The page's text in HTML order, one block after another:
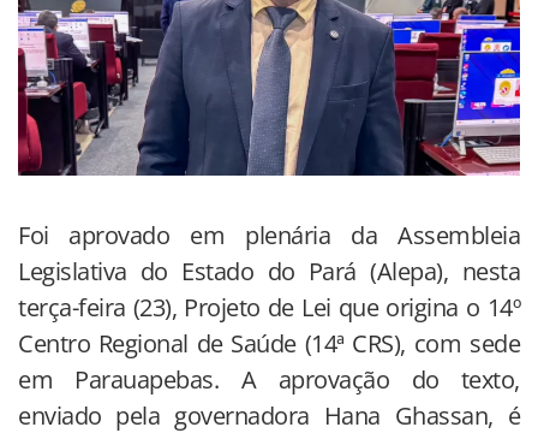
Foi aprovado em plenária da Assembleia
Legislativa do Estado do Pará (Alepa), nesta
terça-feira (23), Projeto de Lei que origina o 14º
Centro Regional de Saúde (14ª CRS), com sede
em Parauapebas. A aprovação do texto,
enviado pela governadora Hana Ghassan, é